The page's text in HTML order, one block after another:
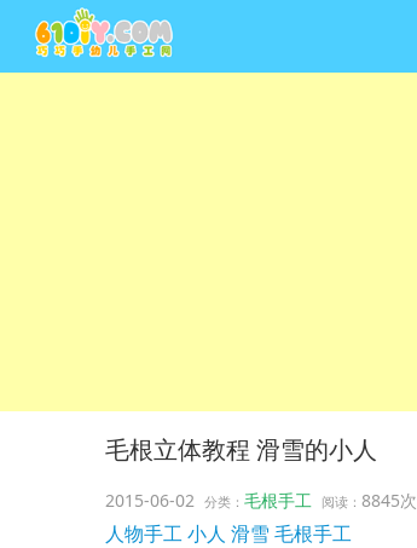
毛根立体教程 滑雪的小人
2015-06-02 分类： 毛根手工 阅读： 8845次
人物手工小人 滑雪 毛根手工